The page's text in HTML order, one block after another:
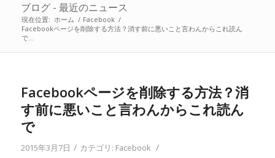
ブログ - 最近のニュース
現在位置: ホーム / Facebook /
Facebookページを削除する方法？消す前に悪いこと言わんからこれ読ん
で...
Facebookページを削除する方法？消
す前に悪いこと言わんからこれ読ん
で
2015年3月7日 / カテゴリ: Facebook /